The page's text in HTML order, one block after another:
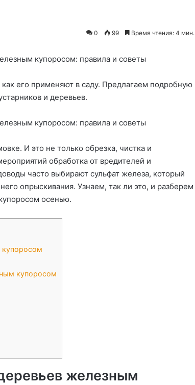
0 99 Время чтения: 4 мин.
его применяют в саду. Предлагаем подробную
и деревьев.
И это не только обрезка, чистка и
обработка от вредителей и
часто выбирают сульфат железа, который
опрыскивания. Узнаем, так ли это, и разберем
осенью.
купоросом
железным
19.11.2025